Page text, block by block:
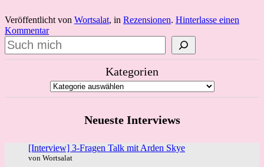
Veröffentlicht von Wortsalat, in Rezensionen. Hinterlasse einen
Kommentar
Suchen
Kategorien
Neueste Interviews
[Interview] 3-Fragen Talk mit Arden Skye
von Wortsalat